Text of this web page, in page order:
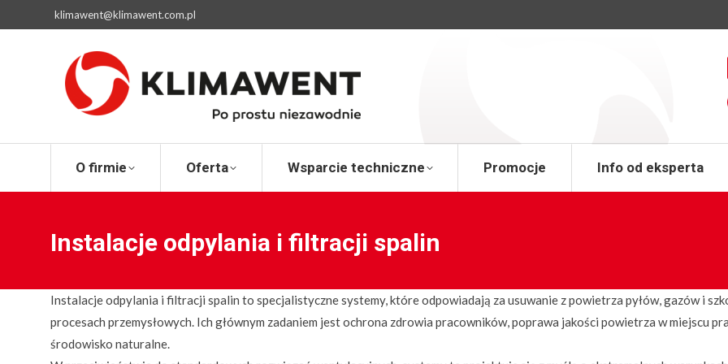
klimawent@klimawent.com.pl
O firmie Oferta Wsparcie techniczne Promocje Info od eksperta
Instalacje odpylania i filtracji spalin
Instalacje odpylania i filtracji spalin to specjalistyczne systemy, które odpowiadają za usuwanie z powietrza pyłów, gazów i
procesach przemysłowych. Ich głównym zadaniem jest ochrona zdrowia pracowników, poprawa jakości powietrza w miejscu
środowisko naturalne.